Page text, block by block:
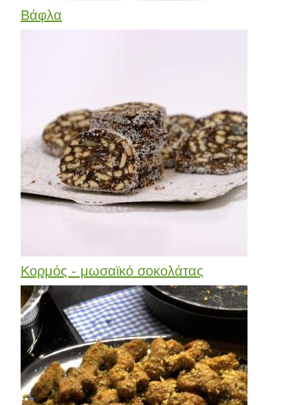
Βάφλα
Κορμός - μωσαϊκό σοκολάτας